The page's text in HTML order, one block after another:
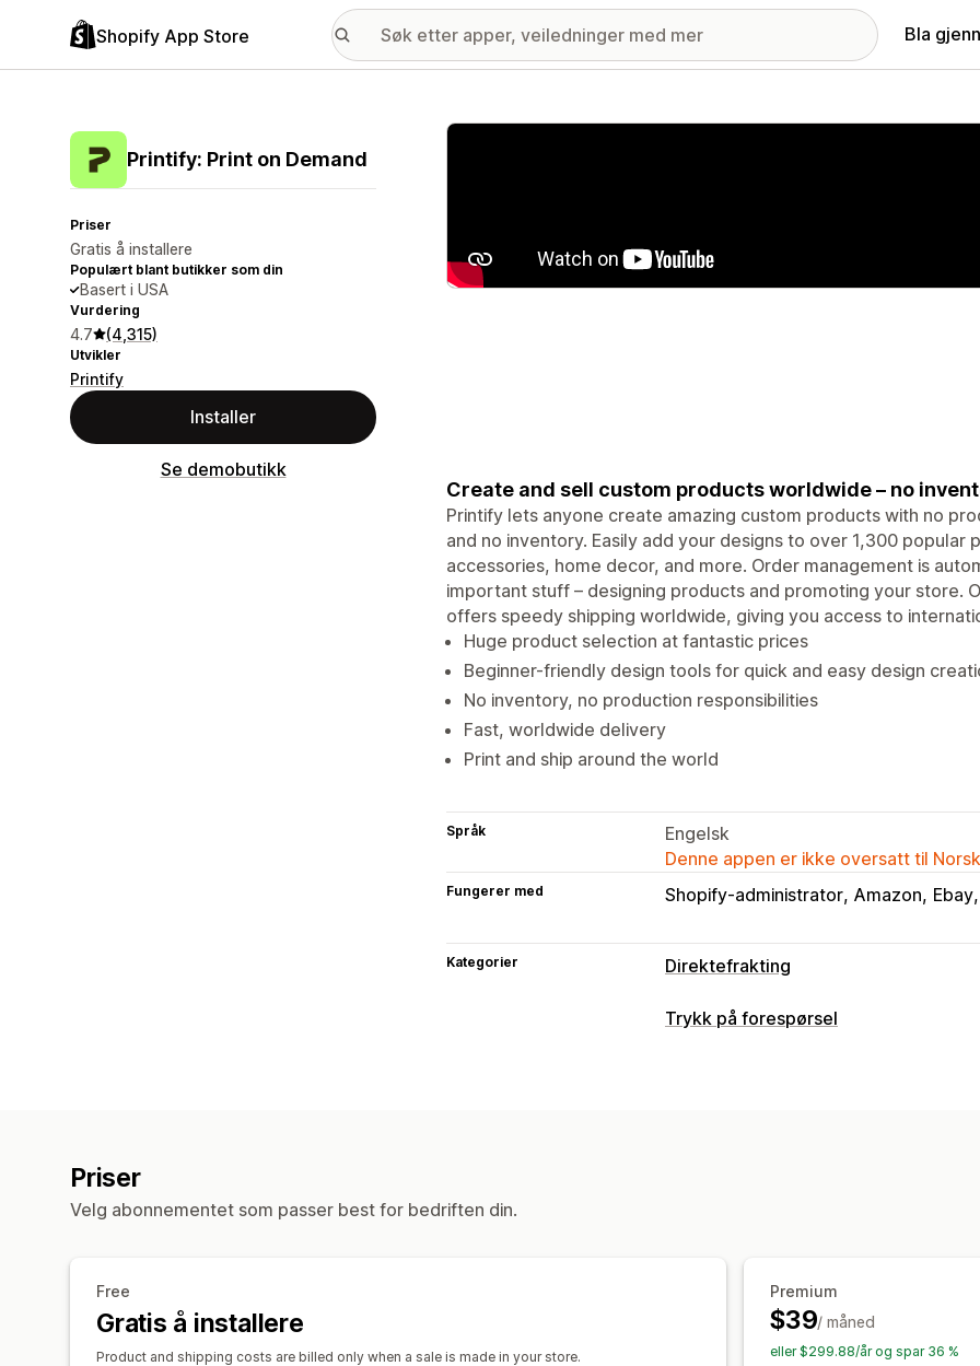
Shopify App Store Bla
Printify: Print on Demand
Priser
Gratis å installere
Populært blant butikker som din
Basert i USA
Vurdering
4.7 (4,315)
Utvikler
Printify
Installer
Se demobutikk
Galleri med fremhevede bilder
Create and sell custom products worldwide – no
Printify lets anyone create amazing custom products with no
and no inventory. Easily add your designs to over 1,300 popular
accessories, home decor, and more. Order management is
important stuff – designing products and promoting your store.
offers speedy shipping worldwide, giving you access to
Huge product selection at fantastic prices
Beginner-friendly design tools for quick and easy design
No inventory, no production responsibilities
Fast, worldwide delivery
Print and ship around the world
Språk
Engelsk
Denne appen er ikke oversatt til
Fungerer med Shopify-administrator Amazon Ebay
Kategorier Direktefrakting
Produkter du kan selge
Trykk på forespørsel
Send mange produkter
Global distribusjon
Priser
Velg abonnementet som passer best for bedriften din.
Free
Gratis å installere
Product and shipping costs are billed only when a sale is made in your store.
Premium
$39/ måned
eller $299.88/år og spar 36 %